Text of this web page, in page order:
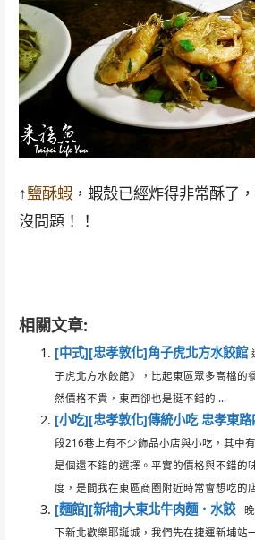
↑鹽酥蝦，蝦殼已經炸得非常酥了
沒問題！！
相關文章:
[中式][忠孝敦化]角子虎北方水餃館
子虎北方水餃館》，比起東區眾多高檔的
然價格不貴，東西卻也是挺不錯的 ...
[小吃][忠孝敦化]傳統小吃 忠孝東路
段216巷上有不少飾品小店與小吃，其中
是個還不錯的選擇。平實的價格與不錯的
度，是間我在東區商圈附近時常會想吃的
[麵館][新埔]大東北牛肉麵．水餃
下新北歡樂耶誕城，我們先在捷運新埔站